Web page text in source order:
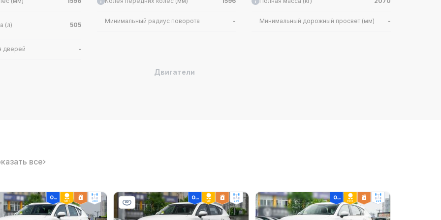
(л) 505
Минимальный радиус поворота - Минимальный дорожный просвет (мм) -
дверей -
Двигатели
144 Макс. мощность (л.с.) 196 Макс. крутящий момент (Н-м) 252
все
ТОП 1 2wd ТОП 1 2wd ТОП 1 2wd